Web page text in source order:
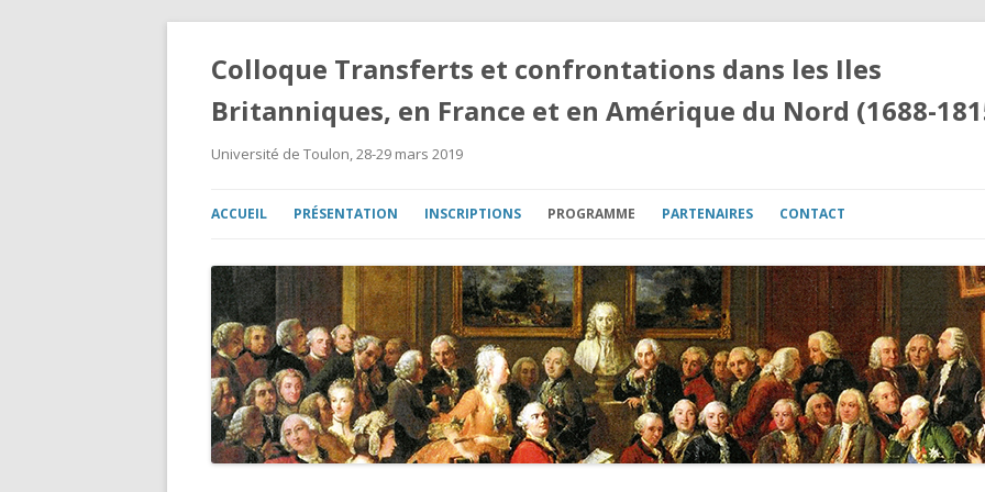
Colloque Transferts et confrontations dans les Iles
Britanniques, en France et en Amérique du Nord (1688-
Université de Toulon, 28-29 mars 2019
ACCUEIL PRÉSENTATION INSCRIPTIONS PROGRAMME PARTENAIRES CONTACT